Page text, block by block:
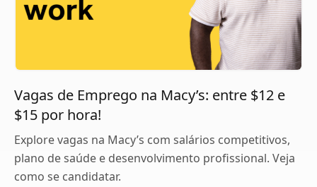
Vagas de Emprego na Macy’s: entre $12 e
$15 por hora!
Explore vagas na Macy’s com salários competitivos,
plano de saúde e desenvolvimento profissional. Veja
como se candidatar.